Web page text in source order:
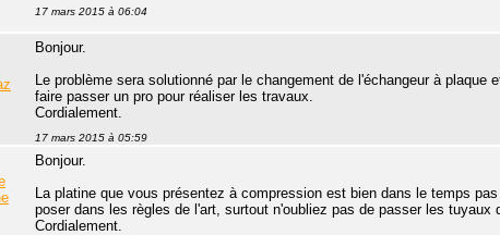
17 mars 2015 à 06:04
Bonjour.
Le problème sera solutionné par le changement de l'échangeur à
faire passer un pro pour réaliser les travaux.
Cordialement.
17 mars 2015 à 05:59
Bonjour.
La platine que vous présentez à compression est bien dans le temps
poser dans les règles de l'art, surtout n'oubliez pas de passer les tuyaux
Cordialement.